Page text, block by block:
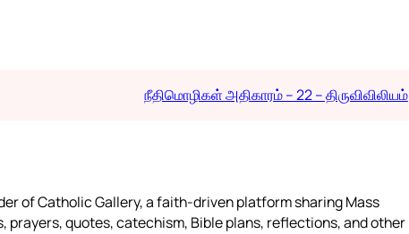
நீதிமொழிகள் அதிகாரம் – 22 – திருவிவிலியம்
of Catholic Gallery, a faith-driven platform sharing Mass
prayers, quotes, catechism, Bible plans, reflections, and other